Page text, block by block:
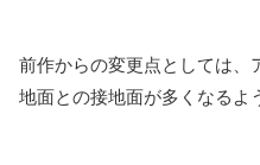
前作からの変更点としては、
地面との接地面が多くなるよ